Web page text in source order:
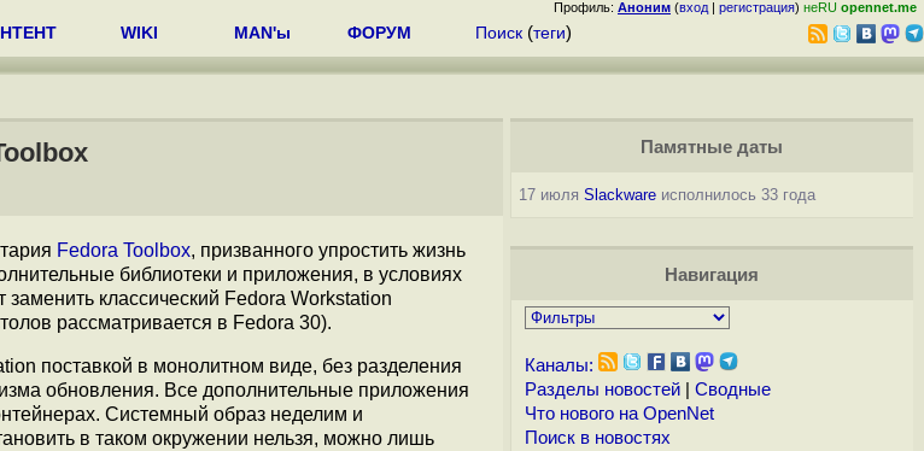
Профиль: Аноним (вход | регистрация) неRU opennet.me
WIKI MAN'ы ФОРУМ Поиск (теги)
Fedora Toolbox, призванного упростить жизнь
библиотеки и приложения, в условиях
классический Fedora Workstation
рассматривается в Fedora 30).
поставкой в монолитном виде, без разделения
обновления. Все дополнительные приложения
Системный образ неделим и
в таком окружении нельзя, можно лишь
Памятные даты
17 июля Slackwareисполнилось 33 года
Навигация
Каналы:
Разделы новостей| Сводные
Что нового на OpenNet
Поиск в новостях